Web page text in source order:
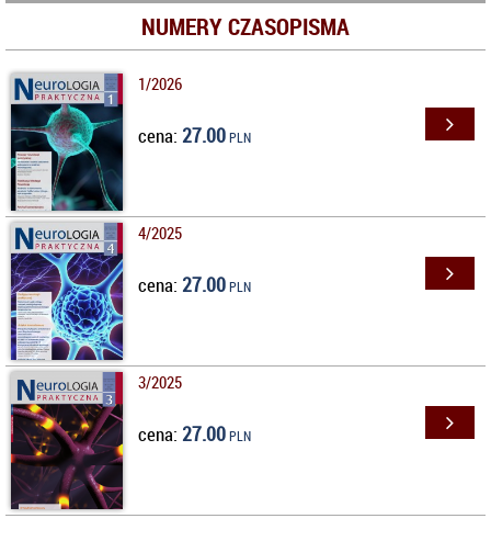
NUMERY CZASOPISMA
1/2026
cena: 27.00PLN
4/2025
cena: 27.00PLN
3/2025
cena: 27.00PLN